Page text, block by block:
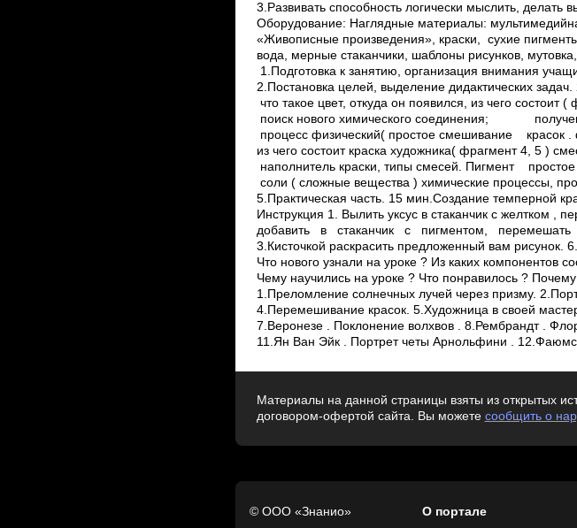
3.Развивать способность логически мыслить,
Оборудование: Наглядные материалы:
«Живописные произведения», краски, сухие
вода, мерные стаканчики, шаблоны рисунков,
1.Подготовка к занятию, организация внимания
2.Постановка целей, выделение дидактических
что такое цвет, откуда он появился, из чего
поиск нового химического соединения;
процесс физический( простое смешивание красок
из чего состоит краска художника( фрагмент 4, 5 )
наполнитель краски, типы смесей. Пигмент
соли ( сложные вещества ) ­химические процессы,
5.Практическая часть. 15 мин.Создание темперной
Инструкция 1. Вылить уксус в стаканчик с
добавить в стаканчик с пигментом,
3.Кисточкой раскрасить предложенный вам рисунок.
Что нового узнали на уроке ? ­Из каких компонентов
Чему научились на уроке ? ­Что понравилось ?
1.Преломление солнечных лучей через призму.
4.Перемешивание красок. 5.Художница в своей
7.Веронезе . Поклонение волхвов . 8.Рембрандт .
11.Ян Ван Эйк . Портрет четы Арнольфини .
Материалы на данной страницы взяты из открытых
договором-офертой сайта. Вы можете сообщить о
© ООО «Знанио» О портале